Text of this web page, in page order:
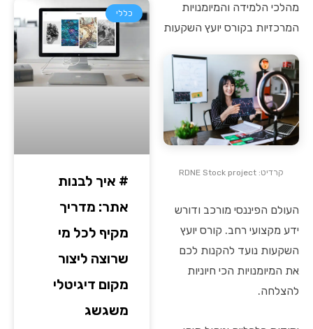
מהלכי הלמידה והמיומנויות
המרכזיות בקורס יועץ השקעות
קרדיט: RDNE Stock project
העולם הפיננסי מורכב ודורש
ידע מקצועי רחב. קורס יועץ
השקעות נועד להקנות לכם
את המיומנויות הכי חיוניות
להצלחה.
כללי
# איך לבנות
אתר: מדריך
מקיף לכל מי
שרוצה ליצור
מקום דיגיטלי
משגשג